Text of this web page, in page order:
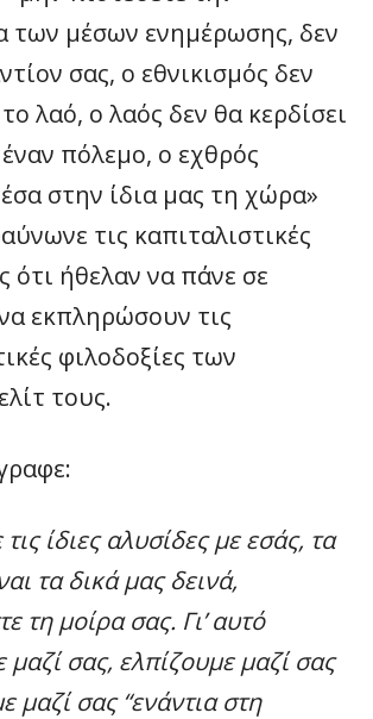
των μέσων ενημέρωσης, δεν
σας, ο εθνικισμός δεν
λαό, ο λαός δεν θα κερδίσει
πόλεμο, ο εχθρός
στην ίδια μας τη χώρα»
τις καπιταλιστικές
ότι ήθελαν να πάνε σε
εκπληρώσουν τις
φιλοδοξίες των
τους.
ίδιες αλυσίδες με εσάς, τα
τα δικά μας δεινά,
τη μοίρα σας. Γι’ αυτό
σας, ελπίζουμε μαζί σας
μαζί σας “ενάντια στη